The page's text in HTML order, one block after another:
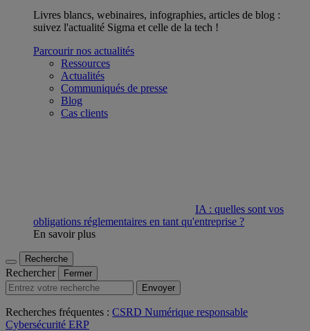
Livres blancs, webinaires, infographies, articles de blog :
suivez l'actualité Sigma et celle de la tech !
Parcourir nos actualités
Ressources
Actualités
Communiqués de presse
Blog
Cas clients
IA : quelles sont vos
obligations réglementaires en tant qu'entreprise ?
En savoir plus
Recherche
Rechercher
Fermer
Envoyer
Recherches fréquentes : CSRD Numérique responsable
Cybersécurité ERP